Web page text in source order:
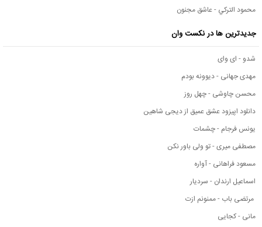
محمود التركي - عاشق مجنون
جدیدترین ها در نکست وان
شدو - ای وای
مهدی جهانی - دیوونه بودم
محسن چاوشی - چهل روز
دانلود اپیزود عشق عمیق از دیجی شاهین
یونس فرجام - چشمات
مصطفی میری - تو ولی باور نکن
مسعود فراهانی - آواره
اسماعیل ارندان - سردیار
مرتضی باب - ممنونم ازت
مانی - کجایی